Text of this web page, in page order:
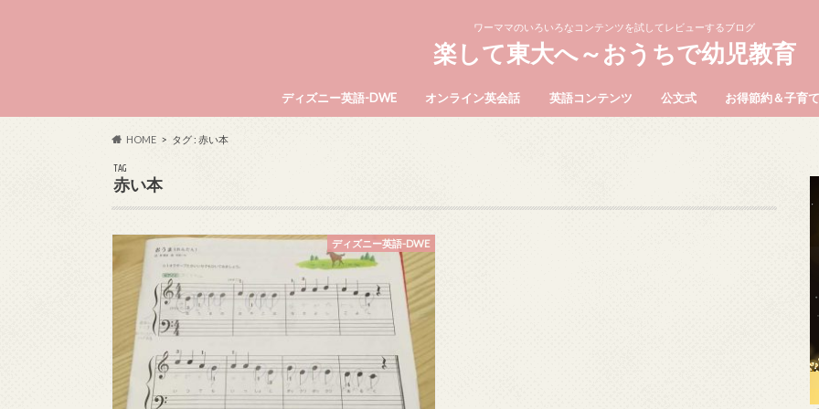
ワーママのいろいろなコンテンツを試してレビューするブログ
楽して東大へ～おうちで幼児教育
ディズニー英語-DWE オンライン英会話 英語コンテンツ 公文式 お得節約＆子育
HOME タグ : 赤い本
TAG
赤い本
ディズニー英語-DWE